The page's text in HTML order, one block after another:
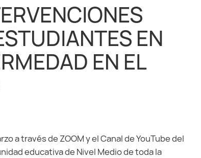
EN
EN EL
a través de ZOOM y el Canal de YouTube del
educativa de Nivel Medio de toda la